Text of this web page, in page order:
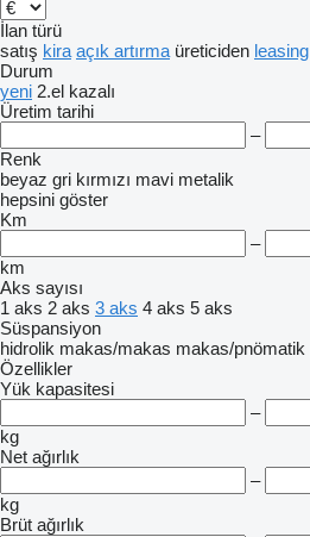
İlan türü
satış kira açık artırma üreticiden leasing
Durum
yeni 2.el kazalı
Üretim tarihi
–
Renk
beyaz gri kırmızı mavi metalik
hepsini göster
Km
–
km
Aks sayısı
1 aks 2 aks 3 aks 4 aks 5 aks
Süspansiyon
hidrolik makas/makas makas/pnömatik
Özellikler
Yük kapasitesi
–
kg
Net ağırlık
–
kg
Brüt ağırlık